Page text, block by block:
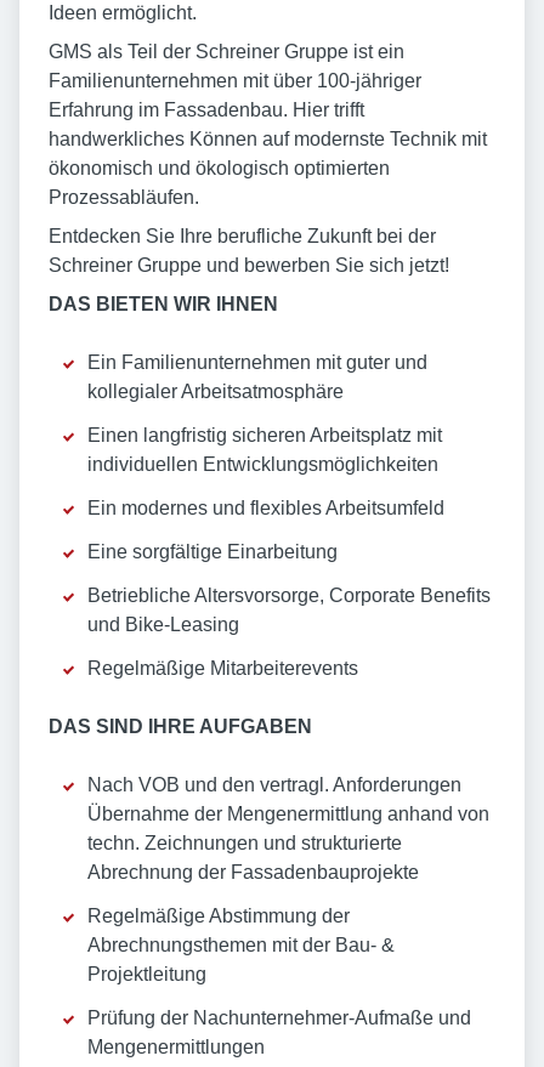
Ideen ermöglicht.
GMS als Teil der Schreiner Gruppe ist ein
Familienunternehmen mit über 100-jähriger
Erfahrung im Fassadenbau. Hier trifft
handwerkliches Können auf modernste Technik mit
ökonomisch und ökologisch optimierten
Prozessabläufen.
Entdecken Sie Ihre berufliche Zukunft bei der
Schreiner Gruppe und bewerben Sie sich jetzt!
DAS BIETEN WIR IHNEN
Ein Familienunternehmen mit guter und
kollegialer Arbeitsatmosphäre
Einen langfristig sicheren Arbeitsplatz mit
individuellen Entwicklungsmöglichkeiten
Ein modernes und flexibles Arbeitsumfeld
Eine sorgfältige Einarbeitung
Betriebliche Altersvorsorge, Corporate Benefits
und Bike-Leasing
Regelmäßige Mitarbeiterevents
DAS SIND IHRE AUFGABEN
Nach VOB und den vertragl. Anforderungen
Übernahme der Mengenermittlung anhand von
techn. Zeichnungen und strukturierte
Abrechnung der Fassadenbauprojekte
Regelmäßige Abstimmung der
Abrechnungsthemen mit der Bau- &
Projektleitung
Prüfung der Nachunternehmer-Aufmaße und
Mengenermittlungen